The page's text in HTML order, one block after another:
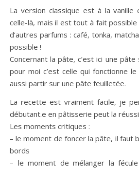
La version classique est à la
celle-là, mais il est tout à fait possible
d’autres parfums : café, tonka,
possible !
Concernant la pâte, c’est ici une
pour moi c’est celle qui fonctionne
aussi partir sur une pâte feuilletée.
La recette est vraiment facile, je
débutant.e en pâtisserie peut la
Les moments critiques :
– le moment de foncer la pâte, il faut
bords
– le moment de mélanger la